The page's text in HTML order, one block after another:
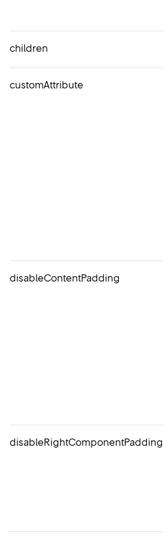
children
customAttribute
disableContentPadding
disableRightComponentPadding